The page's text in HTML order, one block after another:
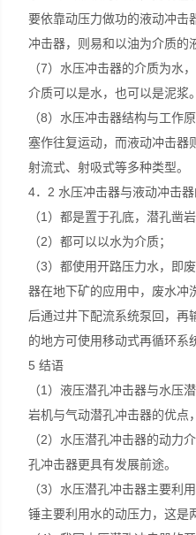
要依靠动压力做功的液动冲击
冲击器，则易和以油为介质的
（7）水压冲击器的介质为水
介质可以是水，也可以是泥浆。
（8）水压冲击器结构与工作
塞作往复运动，而液动冲击器
射流式、射吸式等多种类型。
4．2 水压冲击器与液动冲击
（1）都是置于孔底，潜孔凿
（2）都可以以水为介质；
（3）都使用开路压力水，即
器在地下矿的应用中，废水冲
后通过井下配流系统泵回，再
的地方可使用移动式再循环系
5 结语
（1）液压潜孔冲击器与水压
岩机与气动潜孔冲击器的优点
（2）水压潜孔冲击器的动力
孔冲击器更具有发展前途。
（3）水压潜孔冲击器主要利
锤主要利用水的动压力，这是